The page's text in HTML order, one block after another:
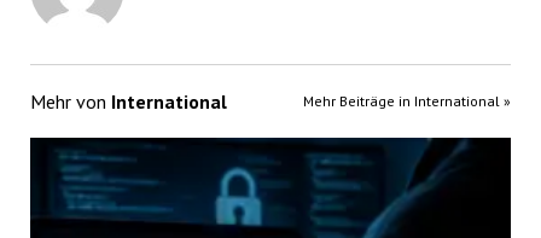
Mehr von International Mehr Beiträge in International »